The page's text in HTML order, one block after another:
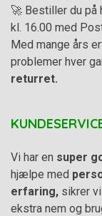
🚀 Bestiller du på
kl. 16.00 med
Med mange års
problemer hver
returret.
Vi har en super
hjælpe med
erfaring, sikrer
ekstra nem og